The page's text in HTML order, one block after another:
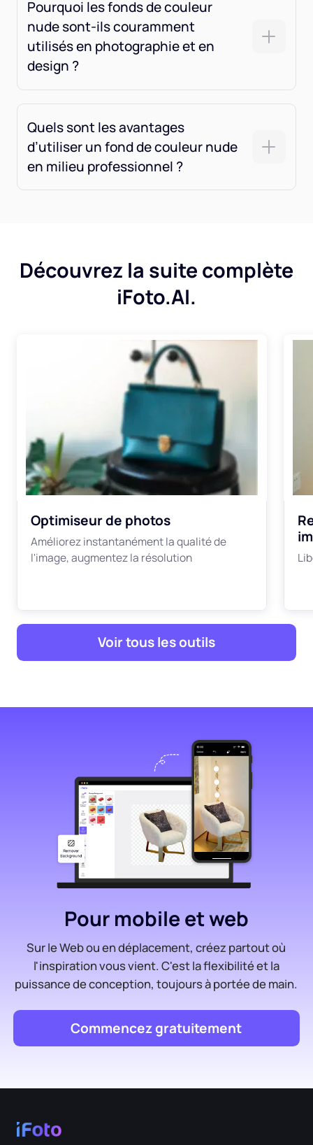
Pourquoi les fonds de couleur
nude sont-ils couramment
utilisés en photographie et en
design ?
Quels sont les avantages
d’utiliser un fond de couleur nude
en milieu professionnel ?
Découvrez la suite complète
iFoto.AI.
Optimiseur de photos
Améliorez instantanément la qualité de
l'image, augmentez la résolution
Voir tous les outils
Pour mobile et web
Sur le Web ou en déplacement, créez partout où
l'inspiration vous vient. C'est la flexibilité et la
puissance de conception, toujours à portée de main.
Commencez gratuitement